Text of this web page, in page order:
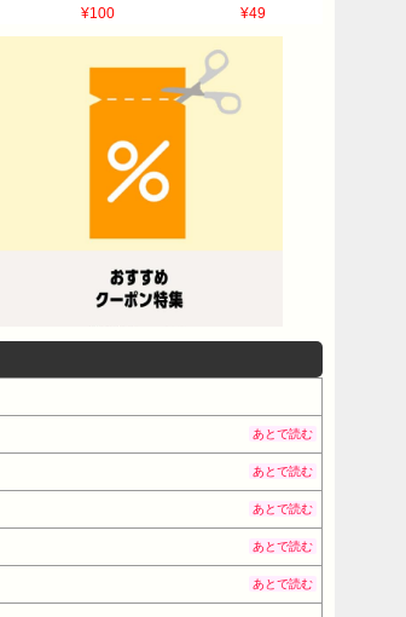
¥100 ¥49
あとで読む
あとで読む
あとで読む
あとで読む
あとで読む